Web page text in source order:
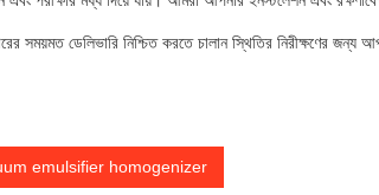
সময়মত ডেলিভারি নিশ্চিত করতে চালান স্থিতির নিরীক্ষণের জন্য
emulsifier homogenizer